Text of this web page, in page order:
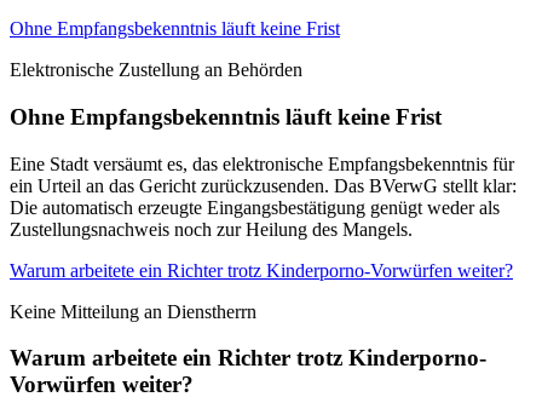
Ohne Empfangsbekenntnis läuft keine Frist
Elektronische Zustellung an Behörden
Ohne Empfangsbekenntnis läuft keine Frist
Eine Stadt versäumt es, das elektronische Empfangsbekenntnis für
ein Urteil an das Gericht zurückzusenden. Das BVerwG stellt klar:
Die automatisch erzeugte Eingangsbestätigung genügt weder als
Zustellungsnachweis noch zur Heilung des Mangels.
Warum arbeitete ein Richter trotz Kinderporno-Vorwürfen weiter?
Keine Mitteilung an Dienstherrn
Warum arbeitete ein Richter trotz Kinderporno-
Vorwürfen weiter?